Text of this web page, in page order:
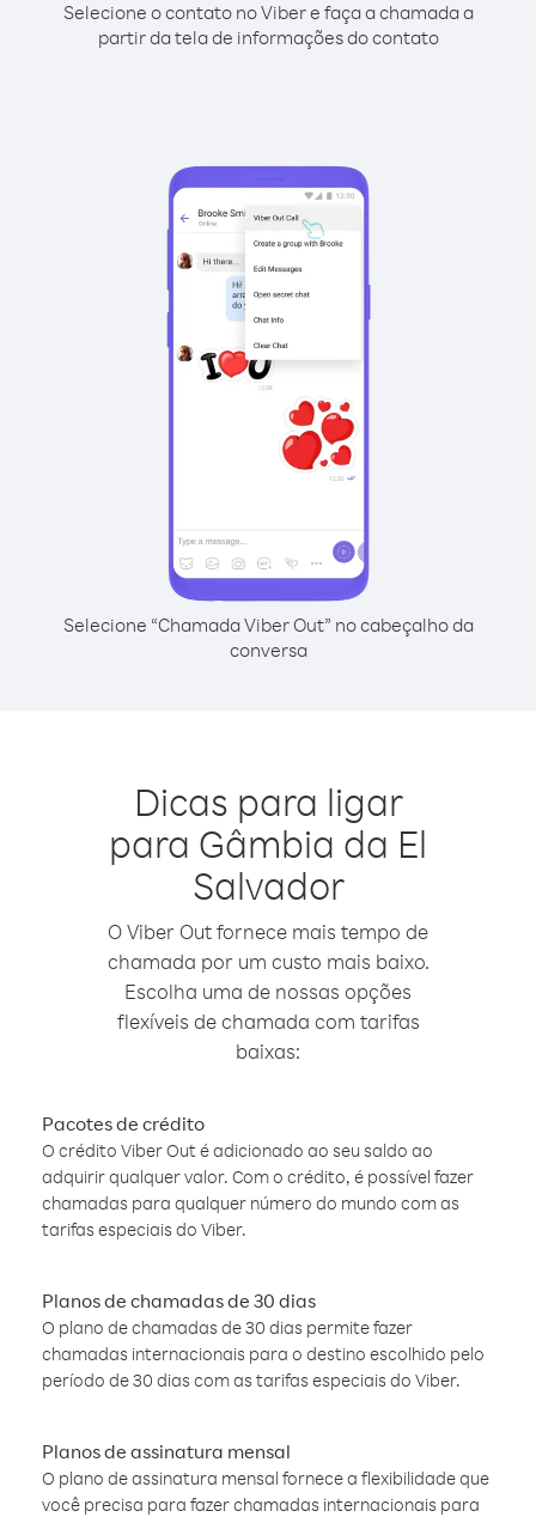
Selecione o contato no Viber e faça a chamada a
partir da tela de informações do contato
Selecione “Chamada Viber Out” no cabeçalho da
conversa
Dicas para ligar
para Gâmbia da El
Salvador
O Viber Out fornece mais tempo de
chamada por um custo mais baixo.
Escolha uma de nossas opções
flexíveis de chamada com tarifas
baixas:
Pacotes de crédito
O crédito Viber Out é adicionado ao seu saldo ao
adquirir qualquer valor. Com o crédito, é possível fazer
chamadas para qualquer número do mundo com as
tarifas especiais do Viber.
Planos de chamadas de 30 dias
O plano de chamadas de 30 dias permite fazer
chamadas internacionais para o destino escolhido pelo
período de 30 dias com as tarifas especiais do Viber.
Planos de assinatura mensal
O plano de assinatura mensal fornece a flexibilidade que
você precisa para fazer chamadas internacionais para